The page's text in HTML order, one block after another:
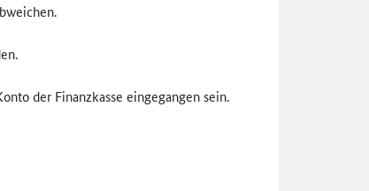
der Finanzkasse eingegangen sein.